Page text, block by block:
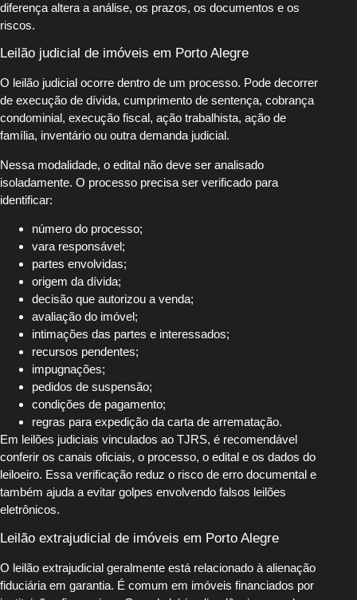
diferença altera a análise, os prazos, os documentos e os
riscos.
Leilão judicial de imóveis em Porto Alegre
O leilão judicial ocorre dentro de um processo. Pode decorrer
de execução de dívida, cumprimento de sentença, cobrança
condominial, execução fiscal, ação trabalhista, ação de
família, inventário ou outra demanda judicial.
Nessa modalidade, o edital não deve ser analisado
isoladamente. O processo precisa ser verificado para
identificar:
número do processo;
vara responsável;
partes envolvidas;
origem da dívida;
decisão que autorizou a venda;
avaliação do imóvel;
intimações das partes e interessados;
recursos pendentes;
impugnações;
pedidos de suspensão;
condições de pagamento;
regras para expedição da carta de arrematação.
Em leilões judiciais vinculados ao TJRS, é recomendável
conferir os canais oficiais, o processo, o edital e os dados do
leiloeiro. Essa verificação reduz o risco de erro documental e
também ajuda a evitar golpes envolvendo falsos leilões
eletrônicos.
Leilão extrajudicial de imóveis em Porto Alegre
O leilão extrajudicial geralmente está relacionado à alienação
fiduciária em garantia. É comum em imóveis financiados por